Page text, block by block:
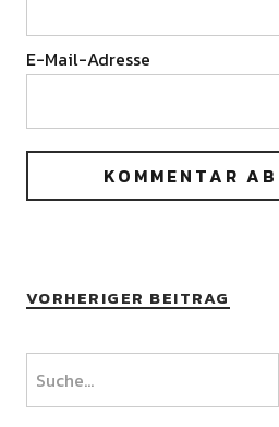
E-Mail-Adresse
VORHERIGER BEITRAG